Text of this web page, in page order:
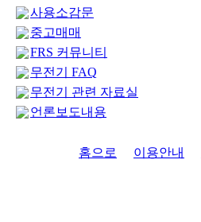
사용소감문
중고매매
FRS 커뮤니티
무전기 FAQ
무전기 관련 자료실
언론보도내용
홈으로 이용안내